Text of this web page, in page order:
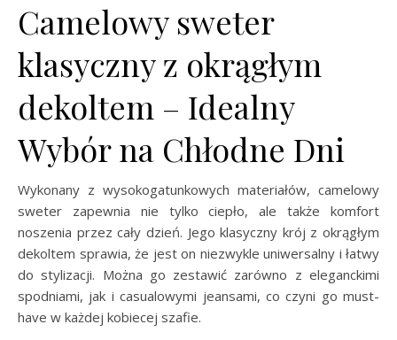
Camelowy sweter
klasyczny z okrągłym
dekoltem – Idealny
Wybór na Chłodne Dni
Wykonany z wysokogatunkowych materiałów, camelowy
sweter zapewnia nie tylko ciepło, ale także komfort
noszenia przez cały dzień. Jego klasyczny krój z okrągłym
dekoltem sprawia, że jest on niezwykle uniwersalny i łatwy
do stylizacji. Można go zestawić zarówno z eleganckimi
spodniami, jak i casualowymi jeansami, co czyni go must-
have w każdej kobiecej szafie.